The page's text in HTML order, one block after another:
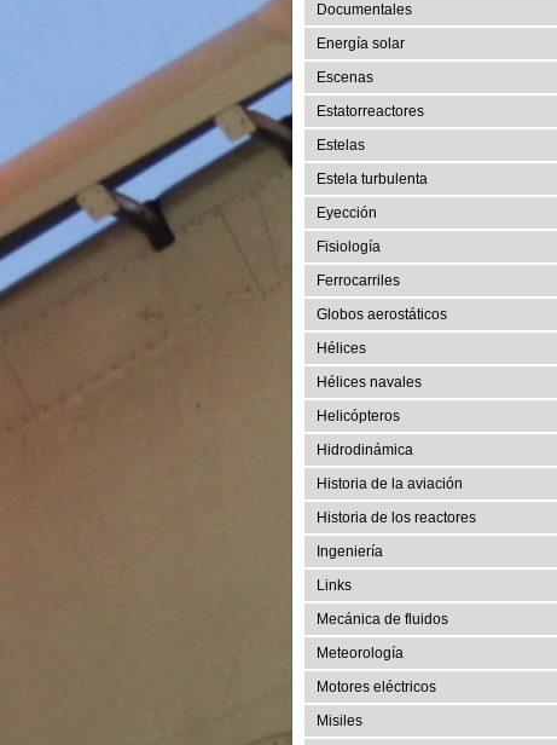
Documentales
Energía solar
Escenas
Estatorreactores
Estelas
Estela turbulenta
Eyección
Fisiología
Ferrocarriles
Globos aerostáticos
Hélices
Hélices navales
Helicópteros
Hidrodinámica
Historia de la aviación
Historia de los reactores
Ingeniería
Links
Mecánica de fluidos
Meteorología
Motores eléctricos
Misiles